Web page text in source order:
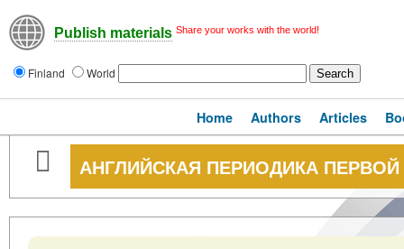
Publish materials Share your works with the world!
Finland World
Home Authors Articles
АНГЛИЙСКАЯ ПЕРИОДИКА